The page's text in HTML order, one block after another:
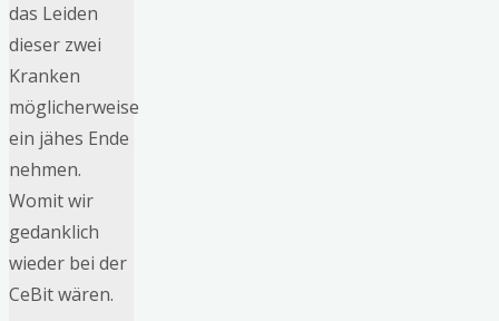
das Leiden
dieser zwei
Kranken
möglicherweise
ein jähes Ende
nehmen.
Womit wir
gedanklich
wieder bei der
CeBit wären.